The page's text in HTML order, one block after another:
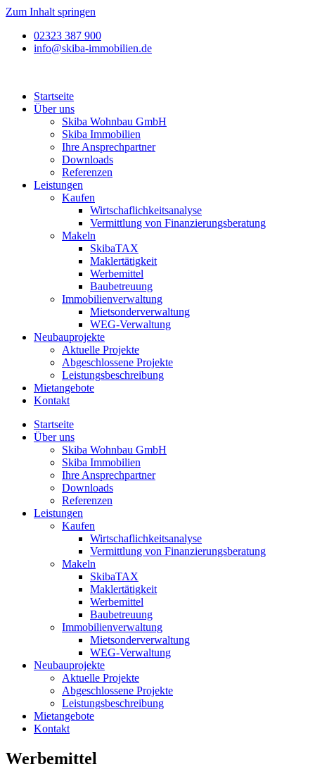
Zum Inhalt springen
02323 387 900
info@skiba-immobilien.de
Startseite
Über uns
Skiba Wohnbau GmbH
Skiba Immobilien
Ihre Ansprechpartner
Downloads
Referenzen
Leistungen
Kaufen
Wirtschaflichkeitsanalyse
Vermittlung von Finanzierungsberatung
Makeln
SkibaTAX
Maklertätigkeit
Werbemittel
Baubetreuung
Immobilienverwaltung
Mietsonderverwaltung
WEG-Verwaltung
Neubauprojekte
Aktuelle Projekte
Abgeschlossene Projekte
Leistungsbeschreibung
Mietangebote
Kontakt
Startseite
Über uns
Skiba Wohnbau GmbH
Skiba Immobilien
Ihre Ansprechpartner
Downloads
Referenzen
Leistungen
Kaufen
Wirtschaflichkeitsanalyse
Vermittlung von Finanzierungsberatung
Makeln
SkibaTAX
Maklertätigkeit
Werbemittel
Baubetreuung
Immobilienverwaltung
Mietsonderverwaltung
WEG-Verwaltung
Neubauprojekte
Aktuelle Projekte
Abgeschlossene Projekte
Leistungsbeschreibung
Mietangebote
Kontakt
Werbemittel